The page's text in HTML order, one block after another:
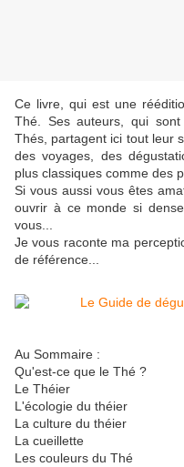
Ce livre, qui est une
Thé. Ses auteurs, qui
Thés, partagent ici tout leur
des voyages, des
plus classiques comme des
Si vous aussi vous êtes
ouvrir à ce monde si
vous...
Je vous raconte ma
de référence...
Au Sommaire :
Qu'est-ce que le Thé ?
Le Théier
L'écologie du théier
La culture du théier
La cueillette
Les couleurs du Thé